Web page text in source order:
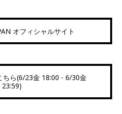
オフィシャルサイト
ちら(6/23金 18:00 - 6/30金
23:59)